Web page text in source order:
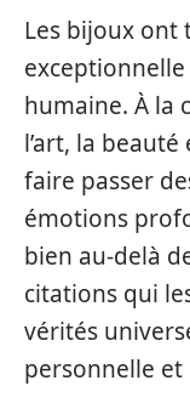
Les bijoux ont
exceptionnelle
humaine. À la
l’art, la
faire passer
émotions
bien au-delà
citations qui
vérités
personnelle et